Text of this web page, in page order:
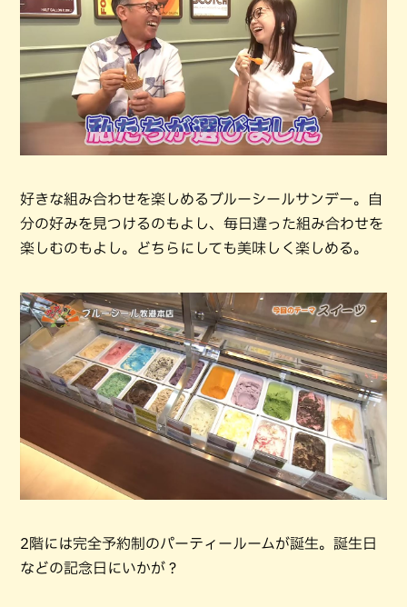
好きな組み合わせを楽しめるブルーシールサンデー。自
分の好みを見つけるのもよし、毎日違った組み合わせを
楽しむのもよし。どちらにしても美味しく楽しめる。
2階には完全予約制のパーティールームが誕生。誕生日
などの記念日にいかが？